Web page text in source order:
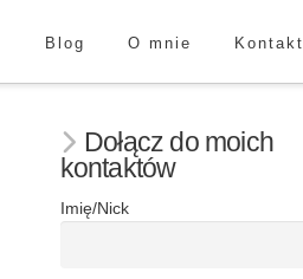
Blog O mnie Kontakt
Dołącz do moich
kontaktów
Imię/Nick